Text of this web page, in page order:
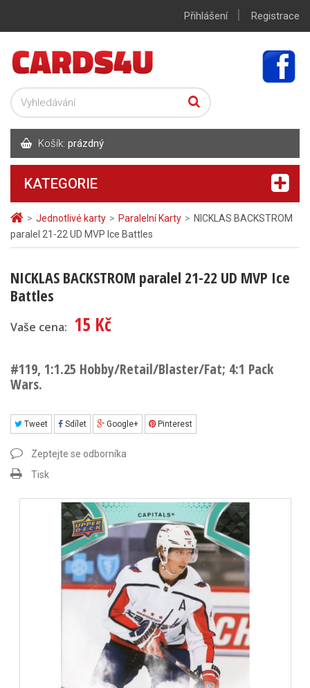
> Jednotlivé karty > Paralelní Karty > NICKLAS BACKSTROM
paralel 21-22 UD MVP Ice Battles
NICKLAS BACKSTROM paralel 21-22 UD MVP Ice
Battles
Vaše cena: 15 Kč
#119, 1:1.25 Hobby/Retail/Blaster/Fat; 4:1 Pack
Wars.
Tweet Sdílet Google+ Pinterest
Zeptejte se odborníka
Tisk
Přihlášení | Registrace
Košík: prázdný
KATEGORIE